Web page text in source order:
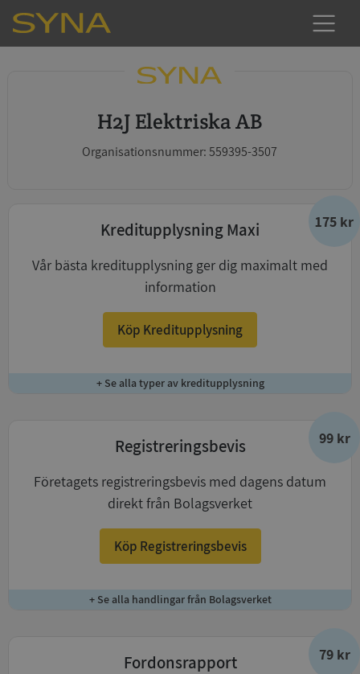
H2J Elektriska AB
Organisationsnummer: 559395-3507
175 kr
Kreditupplysning Maxi
Vår bästa kreditupplysning ger dig maximalt med
information
Köp Kreditupplysning
+ Se alla typer av kreditupplysning
99 kr
Registreringsbevis
Företagets registreringsbevis med dagens datum
direkt från Bolagsverket
Köp Registreringsbevis
+ Se alla handlingar från Bolagsverket
79 kr
Fordonsrapport